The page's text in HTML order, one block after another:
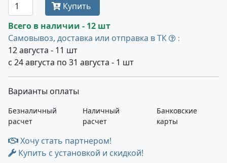
Купить
Всего в наличии - 12 шт
Самовывоз, доставка или отправка в ТК
:
12 августа - 11 шт
с 24 августа по 31 августа - 1 шт
Варианты оплаты
Безналичный
расчет
Наличный
расчет
Банковские
карты
Хочу стать партнером!
Купить с установкой и скидкой!